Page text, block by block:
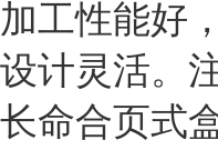
加工性能好
设计灵活。
长命合页式